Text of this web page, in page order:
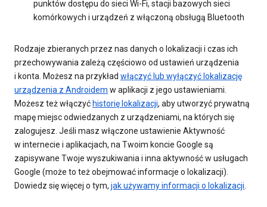
punktów dostępu do sieci Wi-Fi, stacji bazowych sieci
komórkowych i urządzeń z włączoną obsługą Bluetooth
Rodzaje zbieranych przez nas danych o lokalizacji i czas ich
przechowywania zależą częściowo od ustawień urządzenia
i konta. Możesz na przykład włączyć lub wyłączyć lokalizację
urządzenia z Androidem w aplikacji z jego ustawieniami.
Możesz też włączyć historię lokalizacji, aby utworzyć prywatną
mapę miejsc odwiedzanych z urządzeniami, na których się
zalogujesz. Jeśli masz włączone ustawienie Aktywność
w internecie i aplikacjach, na Twoim koncie Google są
zapisywane Twoje wyszukiwania i inna aktywność w usługach
Google (może to też obejmować informacje o lokalizacji).
Dowiedz się więcej o tym, jak używamy informacji o lokalizacji.